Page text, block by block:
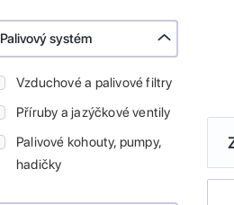
Palivový systém
Vzduchové a palivové filtry
Příruby a jazýčkové ventily
Palivové kohouty, pumpy,
hadičky